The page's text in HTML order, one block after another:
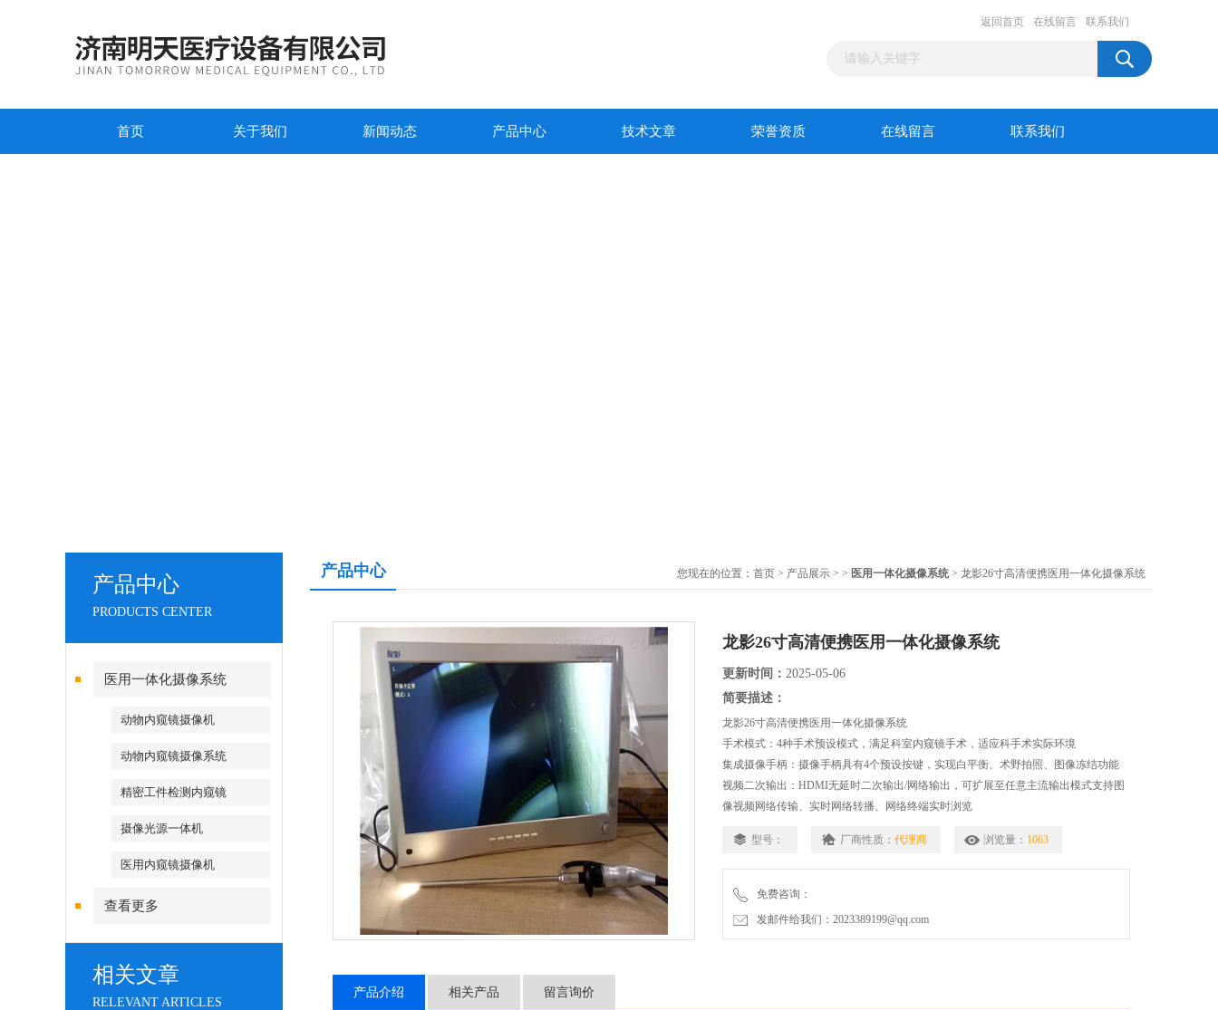
返回首页 在线留言 联系我们
首页 关于我们 新闻动态 产品中心 技术文章 荣誉资质 在线留言 联系我们
产品中心
PRODUCTS CENTER
医用一体化摄像系统
动物内窥镜摄像机
动物内窥镜摄像系统
精密工件检测内窥镜
摄像光源一体机
医用内窥镜摄像机
查看更多
相关文章
RELEVANT ARTICLES
产品中心 您现在的位置： 首页 > 产品展示 > > 医用一体化摄像系统 > 龙影26寸高清便携医用一体化摄像系统
龙影26寸高清便携医用一体化摄像系统
更新时间： 2025-05-06
简要描述：
龙影26寸高清便携医用一体化摄像系统
手术模式：4种手术预设模式，满足科室内窥镜手术，适应科手术实际环境
集成摄像手柄：摄像手柄具有4个预设按键，实现白平衡、术野拍照、图像冻结功能
视频二次输出：HDMI无延时二次输出/网络输出，可扩展至任意主流输出模式支持图
像视频网络传输、实时网络转播、网络终端实时浏览
型号： 厂商性质： 代理商 浏览量： 1063
免费咨询：
发邮件给我们：2023389199@qq.com
产品介绍 相关产品 留言询价